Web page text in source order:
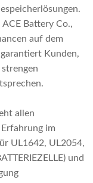
Battery Co.,
auf dem
Kunden,
allen
im
UL1642, UL2054,
und